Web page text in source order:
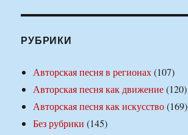
РУБРИКИ
Авторская песня в регионах(107)
Авторская песня как движение(120)
Авторская песня как искусство(169)
Без рубрики (145)